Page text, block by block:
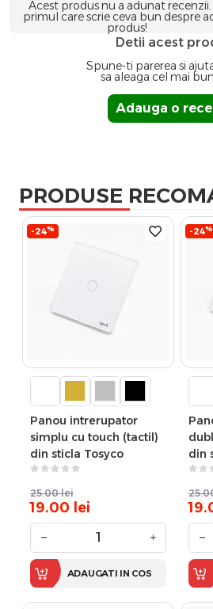
Acest produs nu a adunat recenzii.
primul care scrie ceva bun despre
produs!
Detii acest
Spune-ti parerea si
sa aleaga cel mai
Adauga o
PRODUSE
-24%
Panou intrerupator
simplu cu touch (tactil)
din sticla Tosyco
25.00 lei
19.00 lei
− +
ADAUGATI IN COS
-24%
din
−